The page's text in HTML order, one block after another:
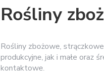
Rośliny
Rośliny zbożowe,
produkcyjne, jak i małe oraz
kontaktowe.